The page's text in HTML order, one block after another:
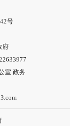
号
府
室.政务